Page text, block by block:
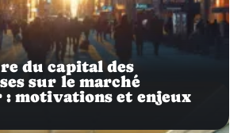
du capital des
sur le marché
motivations et enjeux